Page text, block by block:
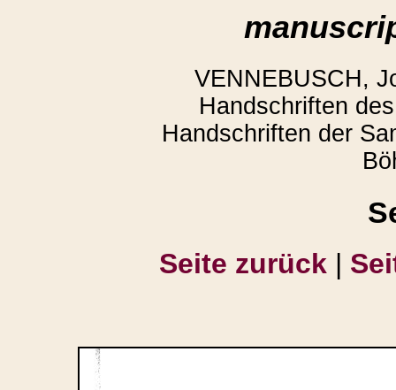
VENNEBUSCH,
Handschriften
Handschriften der
Seite zurück |